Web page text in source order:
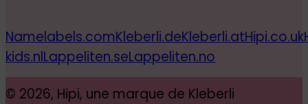
Namelabels.comKleberli.deKleberli.atHipi.co.uk
kids.nlLappeliten.seLappeliten.no
© 2026, Hipi, une marque de Kleberli